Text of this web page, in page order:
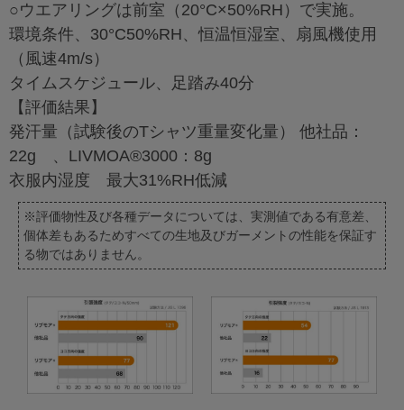
○ウエアリングは前室（20°C×50%RH）で実施。
環境条件、30°C50%RH、恒温恒湿室、扇風機使用
（風速4m/s）
タイムスケジュール、足踏み40分
【評価結果】
発汗量（試験後のTシャツ重量変化量） 他社品：
22g 、LIVMOA®3000：8g
衣服内湿度 最大31%RH低減
※評価物性及び各種データについては、実測値である有意差、
個体差もあるためすべての生地及びガーメントの性能を保証す
る物ではありません。